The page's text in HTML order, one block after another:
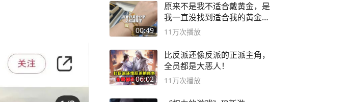
00:49
原来不是我不适合戴黄金，是
我一直没找到适合我的黄金
😭
11万次播放
06:02
比反派还像反派的正派主角，
全员都是大恶人！
11万次播放